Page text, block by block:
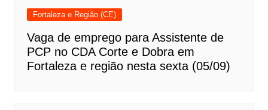
Fortaleza e Região (CE)
Vaga de emprego para Assistente de
PCP no CDA Corte e Dobra em
Fortaleza e região nesta sexta (05/09)